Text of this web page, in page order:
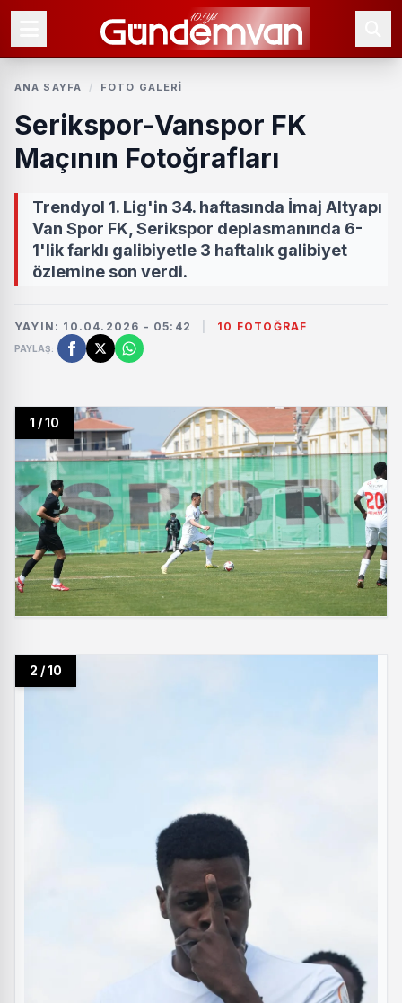
ANA SAYFA / FOTO GALERI
Serikspor-Vanspor FK
Maçının Fotoğrafları
Trendyol 1. Lig'in 34. haftasında İmaj Altyapı
Van Spor FK, Serikspor deplasmanında 6-
1'lik farklı galibiyetle 3 haftalık galibiyet
özlemine son verdi.
YAYIN: 10.04.2026 - 05:42 10 FOTOĞRAF
PAYLAŞ:
1 / 10
2 / 10